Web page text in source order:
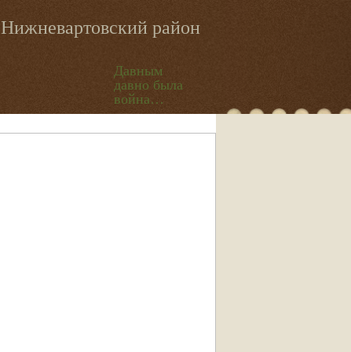
Нижневартовский район
Давным
давно была
война…